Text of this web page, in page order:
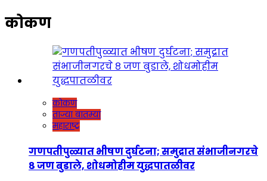
कोकण
कोकण
ताज्या बातम्या
महाराष्ट्र
गणपतीपुळ्यात भीषण दुर्घटना; समुद्रात संभाजीनगरचे
८ जण बुडाले, शोधमोहीम युद्धपातळीवर